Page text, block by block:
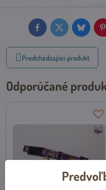
FacebookTwitter Bluesky
Predchádzajúci produkt
Odporúčané